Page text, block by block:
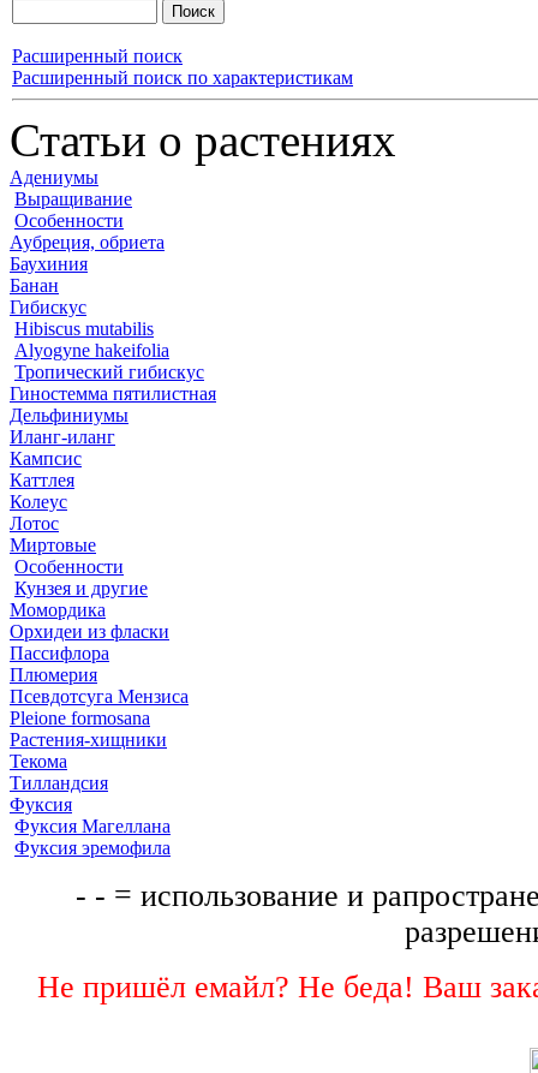
Расширенный поиск
Расширенный поиск по характеристикам
Статьи о растениях
Адениумы
Выращивание
Особенности
Аубреция, обриета
Баухиния
Банан
Гибискус
Hibiscus mutabilis
Alyogyne hakeifolia
Тропический гибискус
Гиностемма пятилистная
Дельфиниумы
Иланг-иланг
Кампсис
Каттлея
Колеус
Лотос
Миртовые
Особенности
Кунзея и другие
Момордика
Орхидеи из фласки
Пассифлора
Плюмерия
Псевдотсуга Мензиса
Pleione formosana
Растения-хищники
Текома
Тилландсия
Фуксия
Фуксия Магеллана
Фуксия эремофила
- - = использование и
Не пришёл емайл? Не беда! Ваш